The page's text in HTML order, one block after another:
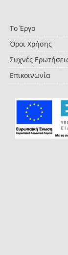
Το Έργο
Όροι Χρήσης
Συχνές
Επικοινωνία